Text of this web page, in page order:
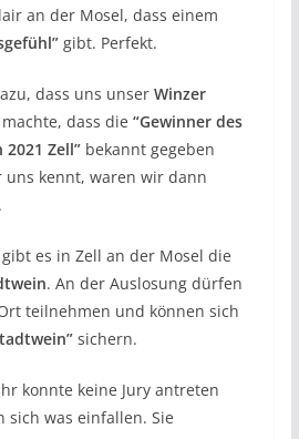
an der Mosel, dass einem
gibt. Perfekt.
dass uns unser Winzer
dass die “Gewinner des
Zell”bekannt gegeben
kennt, waren wir dann
es in Zell an der Mosel die
. An der Auslosung dürfen
teilnehmen und können sich
sichern.
konnte keine Jury antreten
sich was einfallen. Sie